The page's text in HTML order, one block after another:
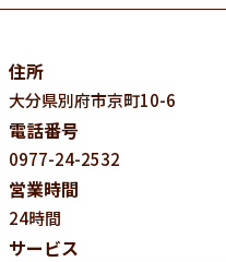
住所
大分県別府市京町10-6
電話番号
0977-24-2532
営業時間
24時間
サービス